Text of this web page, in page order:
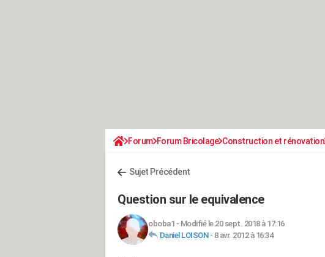
Forum Forum Bricolage Construction et rénovation
Sujet Précédent
Question sur le equivalence
oboba1 - Modifié le 20 sept. 2018 à 17:16
Daniel LOISON- 8 avr. 2012 à 16:34